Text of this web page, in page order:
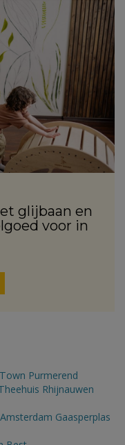
glijbaan en
voor in
Purmerend
Rhijnauwen
Gaasperplas